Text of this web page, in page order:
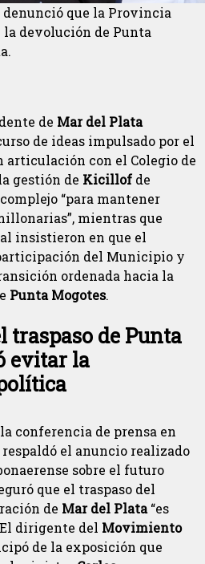
que la Provincia
la devolución de Punta
de Mar del Plata
de ideas impulsado por el
con el Colegio de
gestión de Kicillof de
“para mantener
mientras que
insistieron en que el
del Municipio y
ordenada hacia la
Punta Mogotes.
traspaso de Punta
evitar la
conferencia de prensa en
respaldó el anuncio realizado
sobre el futuro
que el traspaso del
de Mar del Plata“es
dirigente del Movimiento
de la exposición que